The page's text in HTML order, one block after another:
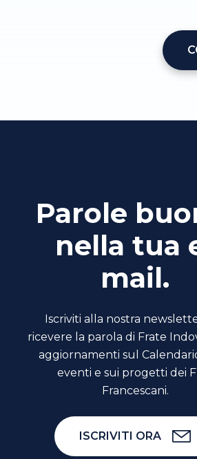
Parole
nella tua
mail.
Iscriviti alla nostra
ricevere la parola di Frate
aggiornamenti sul
eventi e sui progetti dei
Francescani.
ISCRIVITI ORA